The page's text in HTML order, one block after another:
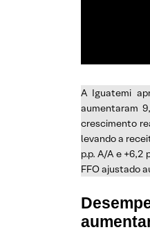
A Iguatemi
aumentaram
crescimento
levando a
p.p. A/A e +6,2
FFO ajustado